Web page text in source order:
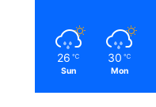
26 ℃
Sun
30 ℃
Mon